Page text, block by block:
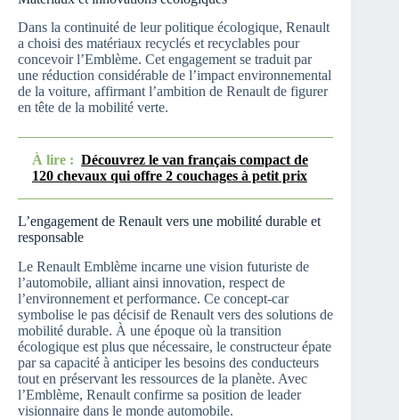
Dans la continuité de leur politique écologique, Renault
a choisi des matériaux recyclés et recyclables pour
concevoir l’Emblème. Cet engagement se traduit par
une réduction considérable de l’impact environnemental
de la voiture, affirmant l’ambition de Renault de figurer
en tête de la mobilité verte.
À lire : Découvrez le van français compact de
120 chevaux qui offre 2 couchages à petit prix
L’engagement de Renault vers une mobilité durable et
responsable
Le Renault Emblème incarne une vision futuriste de
l’automobile, alliant ainsi innovation, respect de
l’environnement et performance. Ce concept-car
symbolise le pas décisif de Renault vers des solutions de
mobilité durable. À une époque où la transition
écologique est plus que nécessaire, le constructeur épate
par sa capacité à anticiper les besoins des conducteurs
tout en préservant les ressources de la planète. Avec
l’Emblème, Renault confirme sa position de leader
visionnaire dans le monde automobile.